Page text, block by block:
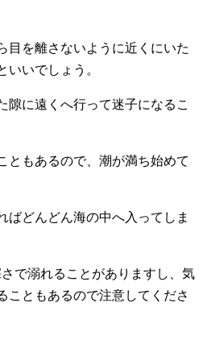
目を離さないように近くにいた
いいでしょう。
隙に遠くへ行って迷子になるこ
ともあるので、潮が満ち始めて
ばどんどん海の中へ入ってしま
で溺れることがありますし、気
こともあるので注意してくださ